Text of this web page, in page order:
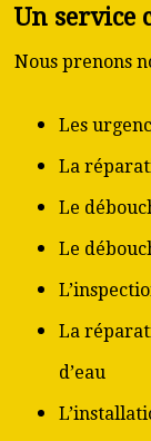
Un service
Nous prenons
Les
La
Le
Le
La
d’eau